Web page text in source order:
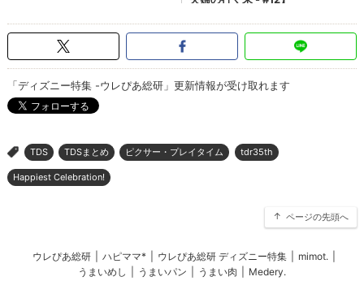
「ディズニー特集 -ウレぴあ総研」更新情報が受け取れます
> TDS TDSまとめ ピクサー・プレイタイム tdr35th
Happiest Celebration!
ページの先頭へ
ウレぴあ総研 ハピママ* ウレぴあ総研 ディズニー特集 mimot.
うまいめし
うまいパン うまい肉 Medery.